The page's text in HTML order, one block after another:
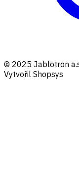
© 2025 Jablotron
Vytvořil Shopsys